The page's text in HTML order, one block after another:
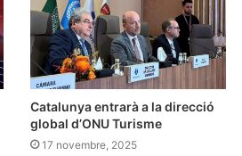
Catalunya entrarà a la direcció
global d’ONU Turisme
17 novembre, 2025